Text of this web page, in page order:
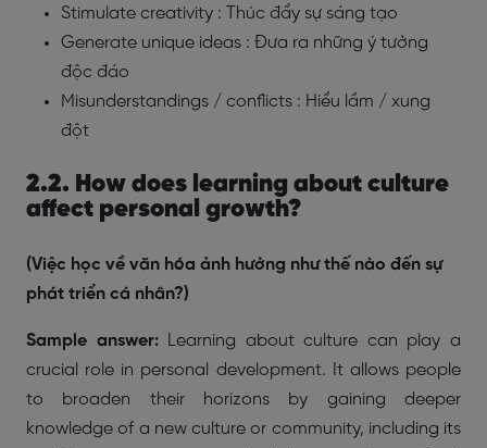
Stimulate creativity : Thúc đẩy sự sáng tạo
Generate unique ideas : Đưa ra những ý tưởng
độc đáo
Misunderstandings / conflicts : Hiểu lầm / xung
đột
2.2. How does learning about culture
affect personal growth?
(Việc học về văn hóa ảnh hưởng như thế nào đến sự
phát triển cá nhân?)
Sample answer:Learning about culture can play a
crucial role in personal development. It allows people
to broaden their horizons by gaining deeper
knowledge of a new culture or community, including its